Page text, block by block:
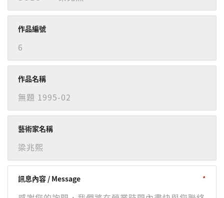
作品編號
作品名稱
藝術家名稱
訊息內容 / Message